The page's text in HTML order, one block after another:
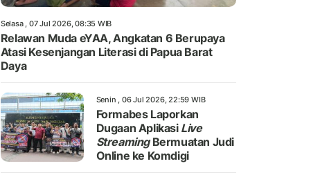
Selasa , 07 Jul 2026, 08:35 WIB
Relawan Muda eYAA, Angkatan 6 Berupaya
Atasi Kesenjangan Literasi di Papua Barat
Daya
Senin , 06 Jul 2026, 22:59 WIB
Formabes Laporkan
Dugaan Aplikasi Live
StreamingBermuatan Judi
Online ke Komdigi